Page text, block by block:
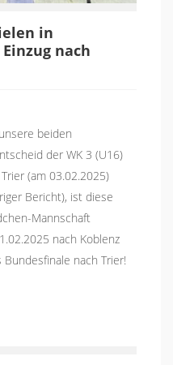
in
nach
beiden
der WK 3 (U16)
(am 03.02.2025)
Bericht), ist diese
Mannschaft
nach Koblenz
nach Trier!